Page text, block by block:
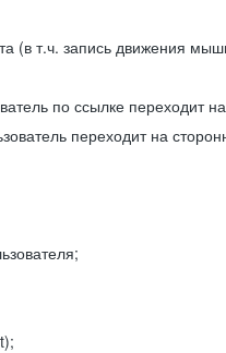
т.ч. запись движения
по ссылке переходит
переходит на